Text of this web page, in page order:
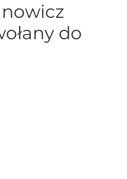
do